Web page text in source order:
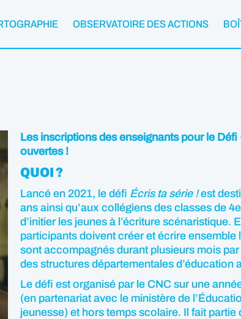
OBSERVATOIRE DES ACTIONS
Les inscriptions des enseignants pour le
ouvertes !
QUOI ?
Lancé en 2021, le défi Écris ta série !est
ans ainsi qu’aux collégiens des classes de
d’initier les jeunes à l’écriture scénaristique.
participants doivent créer et écrire ensemble
sont accompagnés durant plusieurs mois
des structures départementales d’éducation
Le défi est organisé par le CNC sur une
(en partenariat avec le ministère de
jeunesse) et hors temps scolaire. Il fait partie